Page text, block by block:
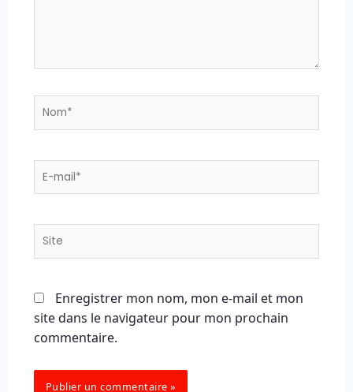
Nom*
E-
Site
Enregistrer mon nom, mon e-mail et mon
site dans le navigateur pour mon prochain
commentaire.